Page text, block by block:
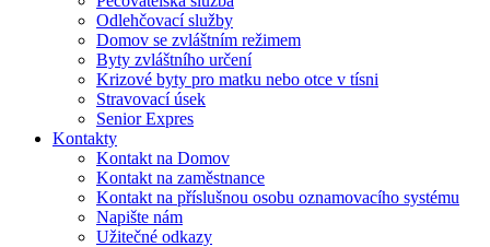
Odlehčovací služby
Domov se zvláštním režimem
Byty zvláštního určení
Krizové byty pro matku nebo otce v tísni
Stravovací úsek
Senior Expres
Kontakty
Kontakt na Domov
Kontakt na zaměstnance
Kontakt na příslušnou osobu oznamovacího systému
Napište nám
Užitečné odkazy